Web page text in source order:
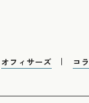
オフィサーズ コ